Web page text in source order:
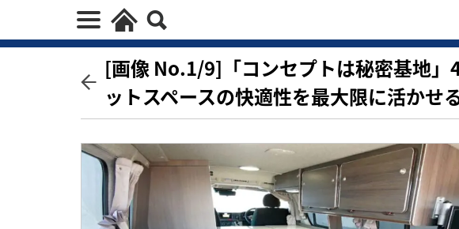
[画像 No.1/9]「コンセプトは秘密基地」
ットスペースの快適性を最大限に活かせ